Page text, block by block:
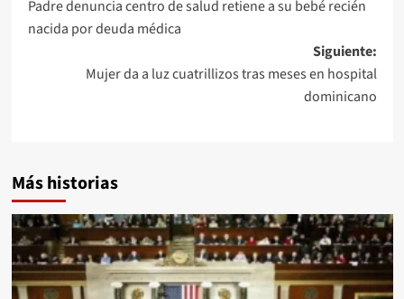
Padre denuncia centro de salud retiene a su bebé recién
nacida por deuda médica
Siguiente:
Mujer da a luz cuatrillizos tras meses en hospital
dominicano
Más historias